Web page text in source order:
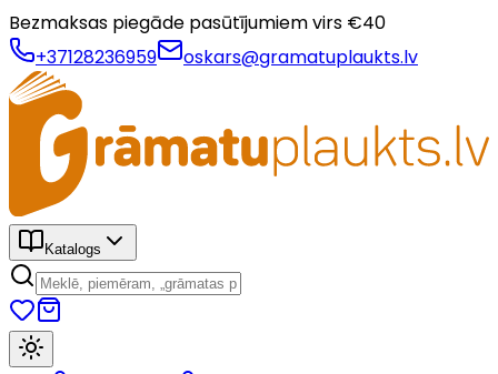
Bezmaksas piegāde pasūtījumiem virs €40
+37128236959
oskars@gramatuplaukts.lv
Katalogs